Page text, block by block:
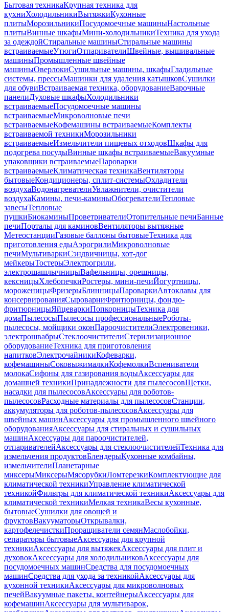
Бытовая техникаКрупная техника для
кухниХолодильникиВытяжкиКухонные
плитыМорозильникиПосудомоечные машиныНастольные
плитыВинные шкафыМини-холодильникиТехника для ухода
за одеждойСтиральные машиныСтиральные машины
встраиваемыеУтюгиОтпаривателиШвейные, вышивальные
машиныПромышленные швейные
машиныОверлокиСушильные машины, шкафыГладильные
системы, прессыМашинки для удаления катышковСушилки
для обувиВстраиваемая техника, оборудованиеВарочные
панелиДуховые шкафыХолодильники
встраиваемыеПосудомоечные машины
встраиваемыеМикроволновые печи
встраиваемыеКофемашины встраиваемыеКомплекты
встраиваемой техникиМорозильники
встраиваемыеИзмельчители пищевых отходовШкафы для
подогрева посудыВинные шкафы встраиваемыеВакуумные
упаковщики встраиваемыеПароварки
встраиваемыеКлиматическая техникаВентиляторы
бытовыеКондиционеры, сплит-системыОхладители
воздухаВодонагревателиУвлажнители, очистители
воздухаКамины, печи-каминыОбогревателиТепловые
завесыТепловые
пушкиБиокаминыПроветривателиОтопительные печиБанные
печиПорталы для каминовВентиляторы вытяжные
МетеостанцииГазовые баллоны бытовыеТехника для
приготовления едыАэрогрилиМикроволновые
печиМультиваркиСэндвичницы, хот-дог
мейкерыТостерыЭлектрогрили,
электрошашлычницыВафельницы, орешницы,
кексницыХлебопечкиРостеры, мини-печиЙогуртницы,
мороженицыФризерыБлинницыПароваркиАвтоклавы для
консервированияСыроварниФритюрницы, фондю-
фритюрницыЯйцеваркиПопкорницыТехника для
домаПылесосыПылесосы профессиональныеРоботы-
пылесосы, мойщики оконПароочистителиЭлектровеники,
электрошвабрыСтеклоочистителиСтерилизационное
оборудованиеТехника для приготовления
напитковЭлектрочайникиКофеварки,
кофемашиныСоковыжималкиКофемолкиВспениватели
молокаСифоны для газирования водыАксессуары для
домашней техникиПринадлежности для пылесосовЩетки,
насадки для пылесосовАксессуары для роботов-
пылесосовРасходные материалы для пылесосовСтанции,
аккумуляторы для роботов-пылесосовАксессуары для
швейных машинАксессуары для промышленного швейного
оборудованияАксессуары для стиральных и сушильных
машинАксессуары для пароочистителей,
отпаривателейАксессуары для стеклоочистителейТехника для
измельчения продуктовБлендерыКухонные комбайны,
измельчителиПланетарные
миксерыМиксерыМясорубкиЛомтерезкиКомплектующие для
климатической техникиУправление климатической
техникойФильтры для климатической техникиАксессуары для
климатической техникиМелкая техникаВесы кухонные,
бытовыеСушилки для овощей и
фруктовВакууматорыОткрывалки,
картофелечисткиПроращиватели семянМаслобойки,
сепараторы бытовыеАксессуары для крупной
техникиАксессуары для вытяжекАксессуары для плит и
духовокАксессуары для холодильниковАксессуары для
посудомоечных машинСредства для посудомоечных
машинСредства для ухода за техникойАксессуары для
кухонной техникиАксессуары для микроволновых
печейВакуумные пакеты, контейнерыАксессуары для
кофемашинАксессуары для мультиварок,